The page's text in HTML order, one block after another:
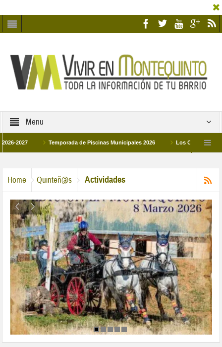
Menu
Temporada de Piscinas Municipales 2026 Los Campus de
Home Quinteñ@s Actividades